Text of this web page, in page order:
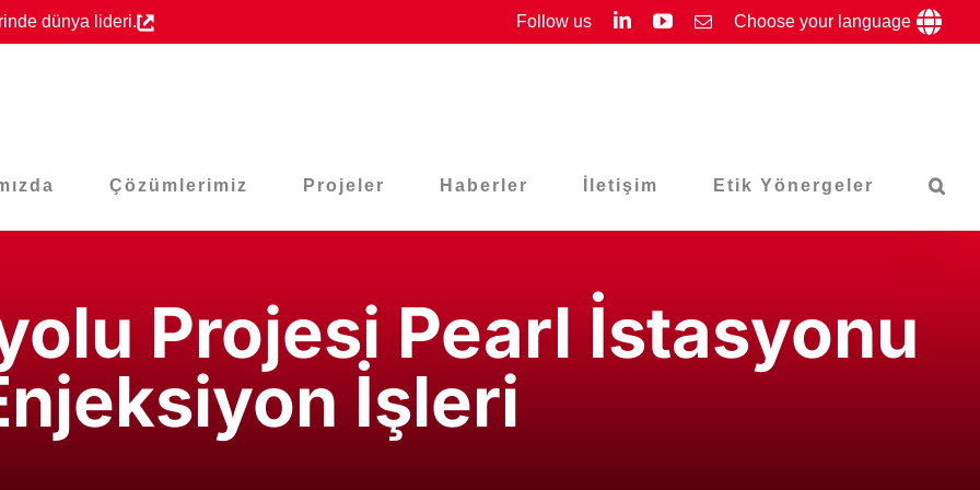
dünya lideri. Follow us LinkedInYouTube
EmailChoose your language
Çözümlerimiz Projeler Haberler İletişim Etik Yönergeler
Projesi Pearl İstasyonu
İşleri